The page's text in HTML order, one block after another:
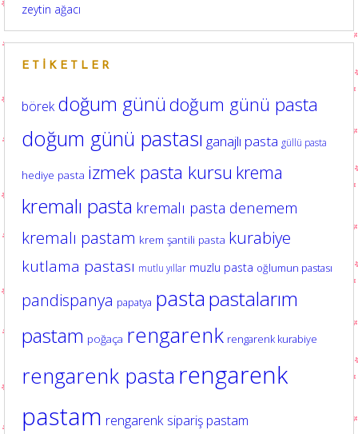
zeytin ağacı
ETIKETLER
börek doğum günüdoğum günü pasta
doğum günü pastası ganajlı pasta güllü pasta
hediye pasta izmek pasta kursu krema
kremalı pasta kremalı pasta denemem
kremalı pastam krem şantili pasta kurabiye
kutlama pastası mutlu yıllar muzlu pasta oğlumun pastası
pandispanya papatya pasta pastalarım
pastam poğaça rengarenk rengarenk kurabiye
rengarenk pasta rengarenk
pastam rengarenk sipariş pastam